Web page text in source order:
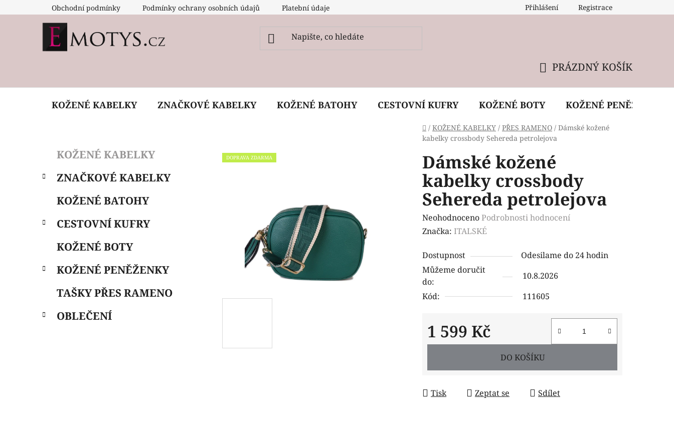
na
Obchodní podmínky Podmínky ochrany osobních údajů Platební údaje Reklamační podmínky
Přihlášení Registrace
KOŠÍK
PRÁZDNÝ KOŠÍK
KOŽENÉ KABELKY ZNAČKOVÉ KABELKY KOŽENÉ BATOHY CESTOVNÍ KUFRY KOŽENÉ BOTY KOŽENÉ PENĚŽENKY
Domů
/ KOŽENÉ KABELKY / PŘES RAMENO / Dámské kožené
kabelky crossbody Sehereda petrolejova
s
n
p
l
Přeskočit
kategorie
e
i
KOŽENÉ KABELKY
ZNAČKOVÉ KABELKY
KOŽENÉ BATOHY
CESTOVNÍ KUFRY
KOŽENÉ BOTY
KOŽENÉ PENĚŽENKY
TAŠKY PŘES RAMENO
OBLEČENÍ
Dámské kožené
kabelky crossbody
Sehereda petrolejova
Průměrné
hodnocení
je
0,0
z
5
NeohodnocenoPodrobnosti hodnocení
Značka: ITALSKÉ
Dostupnost
Odesilame do 24 hodin
Můžeme doručit
do:
10.8.2026
Kód:
111605
1 599 Kč
Měrná cena:
DO KOŠÍKU
Tisk Zeptat se Sdílet
DOPRAVA ZDARMA